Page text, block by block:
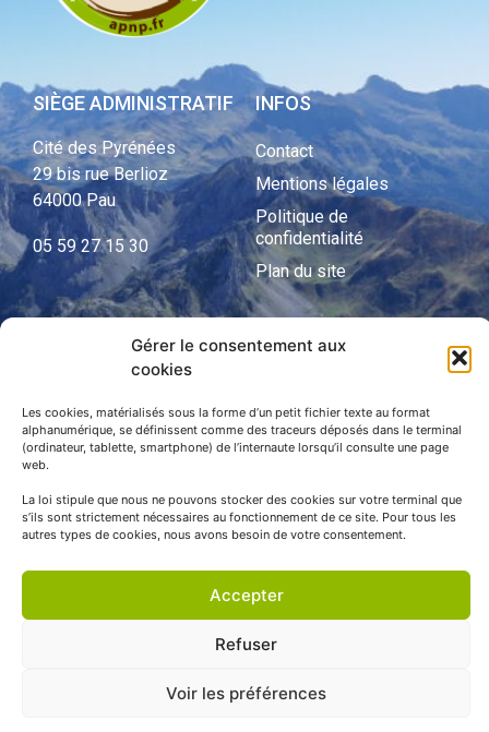
Gérer le consentement aux
cookies
Les cookies, matérialisés sous la forme d’un petit fichier texte au format
alphanumérique, se définissent comme des traceurs déposés dans le terminal
(ordinateur, tablette, smartphone) de l’internaute lorsqu’il consulte une page
web.
La loi stipule que nous ne pouvons stocker des cookies sur votre terminal que
s’ils sont strictement nécessaires au fonctionnement de ce site. Pour tous les
autres types de cookies, nous avons besoin de votre consentement.
Accepter
Refuser
Voir les préférences
SIÈGE ADMINISTRATIF
Cité des Pyrénées
29 bis rue Berlioz
64000 Pau
05 59 27 15 30
INFOS
Contact
Mentions légales
Politique de
confidentialité
Plan du site
Parc national des Pyrénées
© APNP Copyright Tous droits réservés © 1970 - 2023 | Une
réalisation Happiness -Agence de communication